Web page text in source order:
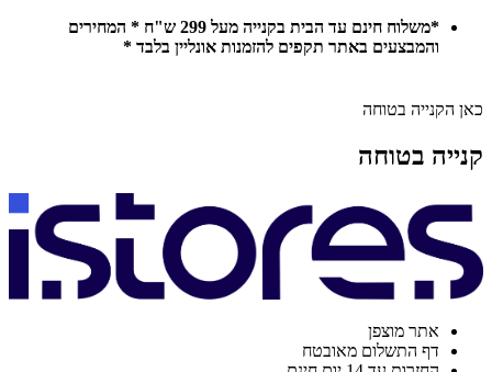
*משלוח חינם עד הבית בקנייה מעל 299 ש"ח * המחירים
והמבצעים באתר תקפים להזמנות אונליין בלבד *
כאן הקנייה בטוחה
קנייה בטוחה
אתר מוצפן
דף התשלום מאובטח